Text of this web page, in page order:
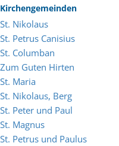
Kirchengemeinden
St. Nikolaus
St. Petrus Canisius
St. Columban
Zum Guten Hirten
St. Maria
St. Nikolaus, Berg
St. Peter und Paul
St. Magnus
St. Petrus und Paulus